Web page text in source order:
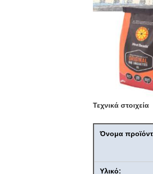
Τεχνικά στοιχεία
Όνομα
Υλικό: